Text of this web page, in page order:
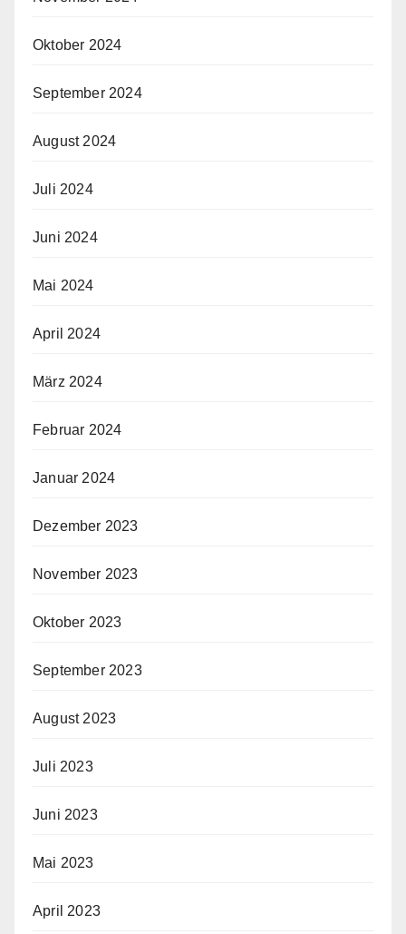
Oktober 2024
September 2024
August 2024
Juli 2024
Juni 2024
Mai 2024
April 2024
März 2024
Februar 2024
Januar 2024
Dezember 2023
November 2023
Oktober 2023
September 2023
August 2023
Juli 2023
Juni 2023
Mai 2023
April 2023